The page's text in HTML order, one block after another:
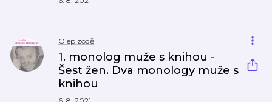
O epizodě
1. monolog muže s knihou -
Šest žen. Dva monology muže s
knihou